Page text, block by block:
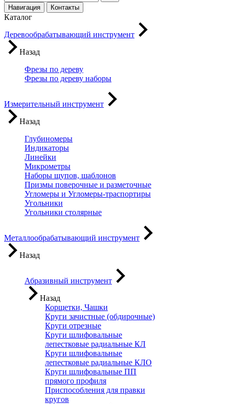
Навигация Контакты
Каталог
Деревообрабатывающий инструмент
Назад
Фрезы по дереву
Фрезы по дереву наборы
Измерительный инструмент
Назад
Глубиномеры
Индикаторы
Линейки
Микрометры
Наборы щупов, шаблонов
Призмы поверочные и разметочные
Угломеры и Угломеры-траспортиры
Угольники
Угольники столярные
Металлообрабатывающий инструмент
Назад
Абразивный инструмент
Назад
Корщетки, Чашки
Круги зачистные (обдирочные)
Круги отрезные
Круги шлифовальные
лепестковые радиальные КЛ
Круги шлифовальные
лепестковые радиальные КЛО
Круги шлифовальные ПП
прямого профиля
Приспособления для правки
кругов